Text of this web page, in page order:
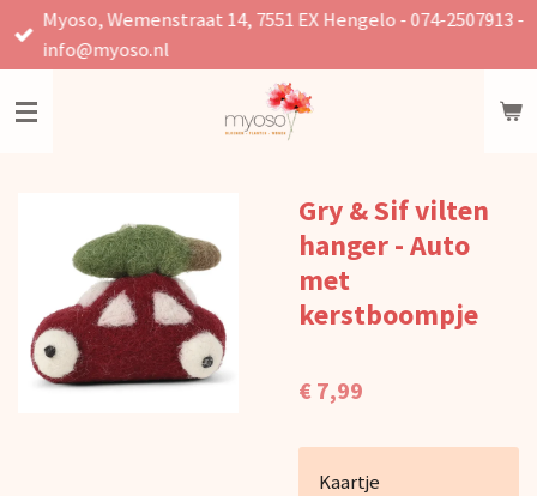
Ga
direct
de
Myoso, Wemenstraat 14, 7551 EX Hengelo - 074-2507913 -
info@myoso.nl
Gry & Sif vilten
hanger - Auto
met
kerstboompje
€ 7,99
Kaartje